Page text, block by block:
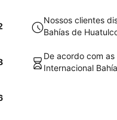
Nossos clientes
Bahías de
De acordo com
Internacional